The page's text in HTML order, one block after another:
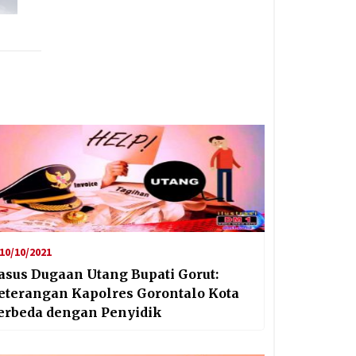
10/2021
Dugaan Utang Bupati Gorut:
Kapolres Gorontalo Kota
dengan Penyidik